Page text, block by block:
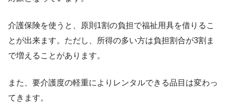
介護保険を使うと、原則1割の負担で福祉用具を借りるこ
とが出来ます。ただし、所得の多い方は負担割合が3割ま
で増えることがあります。
また、要介護度の軽重によりレンタルできる品目は変わっ
てきます。